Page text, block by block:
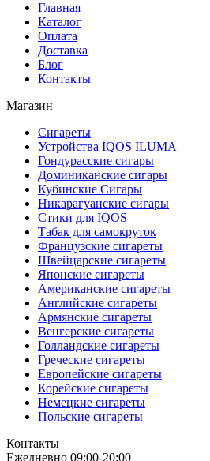
Главная
Каталог
Оплата
Доставка
Блог
Контакты
Магазин
Сигареты
Устройства IQOS ILUMA
Гондурасские сигары
Доминиканские сигары
Кубинские Сигары
Никарагуанские сигары
Стики для IQOS
Табак для самокруток
Французские сигареты
Швейцарские сигареты
Японские сигареты
Американские сигареты
Английские сигареты
Армянские сигареты
Венгерские сигареты
Голландские сигареты
Греческие сигареты
Европейские сигареты
Корейские сигареты
Немецкие сигареты
Польские сигареты
Контакты
Ежедневно 09:00-20:00